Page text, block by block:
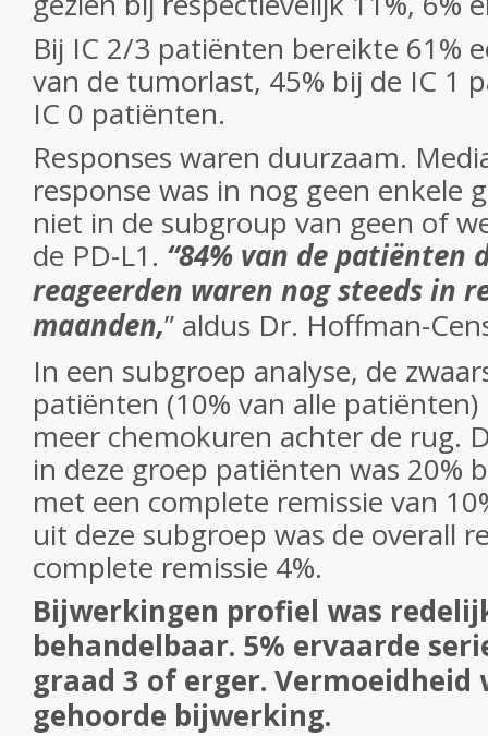
Bij IC 2/3 patiënten bereikte 61%
van de tumorlast, 45% bij de IC 1
IC 0 patiënten.
Responses waren duurzaam.
response was in nog geen enkele
niet in de subgroup van geen of
de PD-L1. “84% van de patiënten
reageerden waren nog steeds in
maanden,” aldus Dr. Hoffman-
In een subgroep analyse, de
patiënten (10% van alle
meer chemokuren achter de rug.
in deze groep patiënten was 20%
met een complete remissie van
uit deze subgroep was de overall
complete remissie 4%.
Bijwerkingen profiel was
behandelbaar. 5% ervaarde
graad 3 of erger. Vermoeidheid
gehoorde bijwerking.